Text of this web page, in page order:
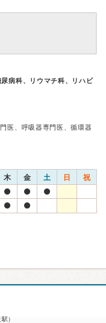
病科、リウマチ科、リハビ
医、呼吸器専門医、循環器
木 金 土 日 祝
）